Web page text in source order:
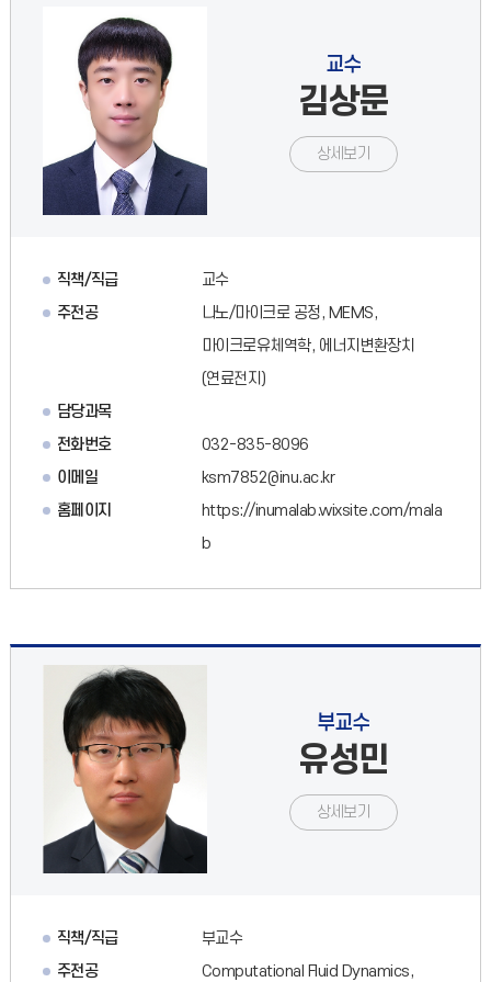
교수
김상문
상세보기
직책/직급
교수
주전공
나노/마이크로 공정, MEMS,
마이크로유체역학, 에너지변환장치
(연료전지)
담당과목
전화번호
032-835-8096
이메일
ksm7852@inu.ac.kr
홈페이지
https://inumalab.wixsite.com/mala
b
부교수
유성민
상세보기
직책/직급
부교수
주전공
Computational Fluid Dynamics,